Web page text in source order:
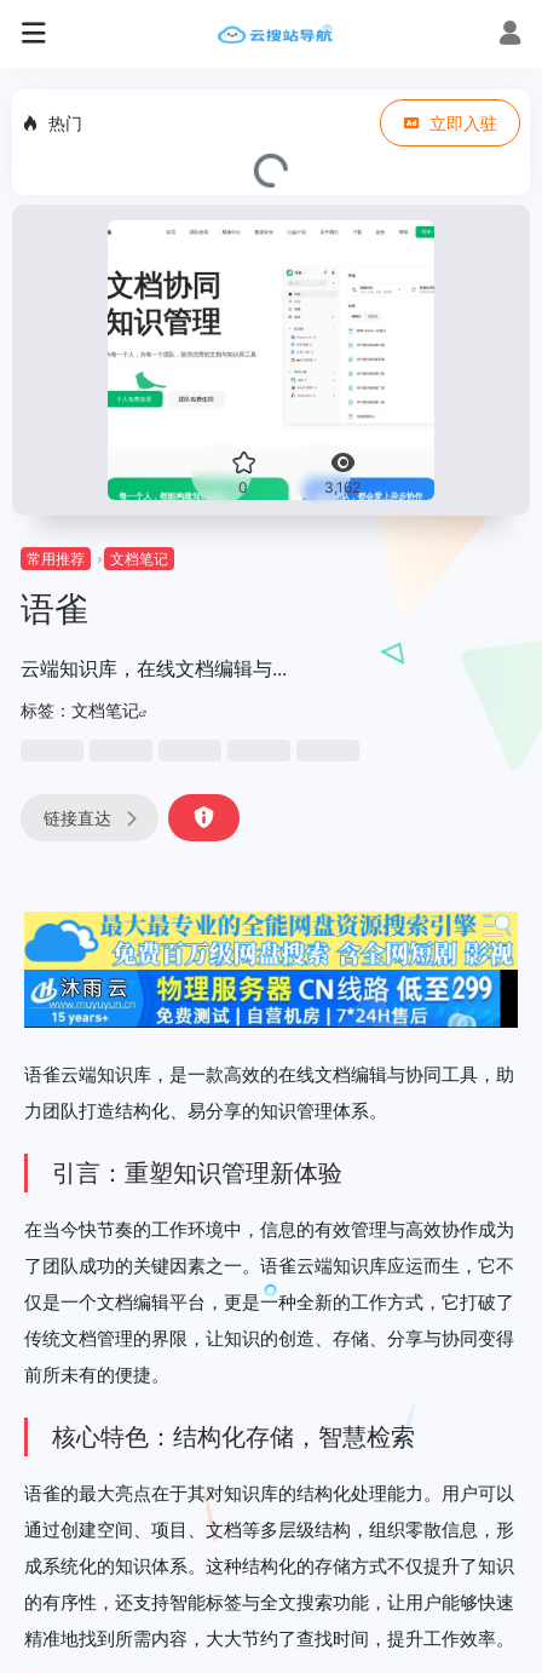
热门 立即入驻
0 3,162
常用推荐 文档笔记
语雀
云端知识库，在线文档编辑与...
标签： 文档笔记
链接直达
语雀云端知识库，是一款高效的在线文档编辑与协同工具，助
力团队打造结构化、易分享的知识管理体系。
引言：重塑知识管理新体验
在当今快节奏的工作环境中，信息的有效管理与高效协作成为
了团队成功的关键因素之一。语雀云端知识库应运而生，它不
仅是一个文档编辑平台，更是一种全新的工作方式，它打破了
传统文档管理的界限，让知识的创造、存储、分享与协同变得
前所未有的便捷。
核心特色：结构化存储，智慧检索
语雀的最大亮点在于其对知识库的结构化处理能力。用户可以
通过创建空间、项目、文档等多层级结构，组织零散信息，形
成系统化的知识体系。这种结构化的存储方式不仅提升了知识
的有序性，还支持智能标签与全文搜索功能，让用户能够快速
精准地找到所需内容，大大节约了查找时间，提升工作效率。